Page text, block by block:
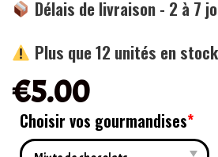
Délais de livraison - 2 à 7
Plus que 12 unités en stock
€5.00
Choisir vos gourmandises*